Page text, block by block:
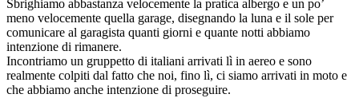
Sbrighiamo abbastanza velocemente la pratica albergo e un po’
meno velocemente quella garage, disegnando la luna e il sole per
comunicare al garagista quanti giorni e quante notti abbiamo
intenzione di rimanere.
Incontriamo un gruppetto di italiani arrivati lì in aereo e sono
realmente colpiti dal fatto che noi, fino lì, ci siamo arrivati in moto e
che abbiamo anche intenzione di proseguire.